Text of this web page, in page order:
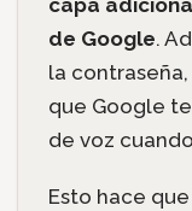
capa
de Google.
la
que Google
de voz
Esto hace